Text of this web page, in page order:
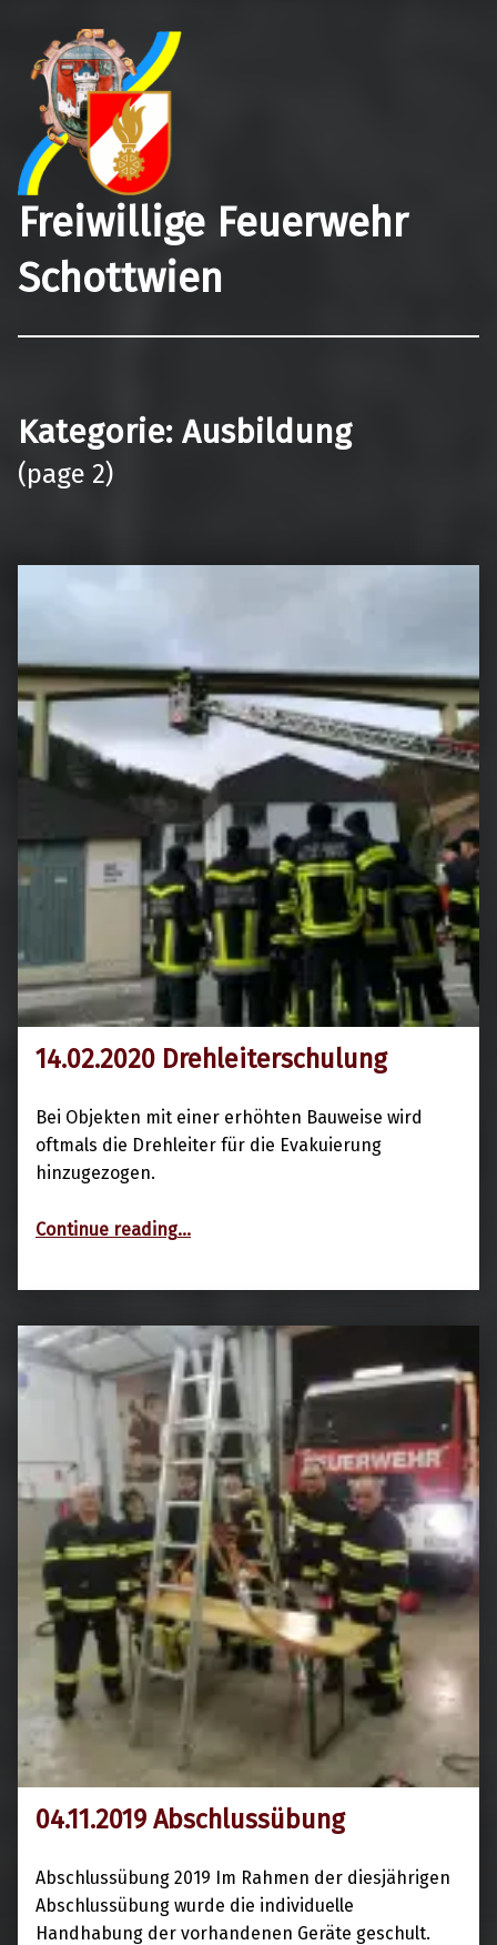
Freiwillige Feuerwehr
Schottwien
Kategorie: Ausbildung
(page 2)
14.02.2020 Drehleiterschulung
Bei Objekten mit einer erhöhten Bauweise wird
oftmals die Drehleiter für die Evakuierung
hinzugezogen.
Continue reading…
04.11.2019 Abschlussübung
Abschlussübung 2019 Im Rahmen der diesjährigen
Abschlussübung wurde die individuelle
Handhabung der vorhandenen Geräte geschult.